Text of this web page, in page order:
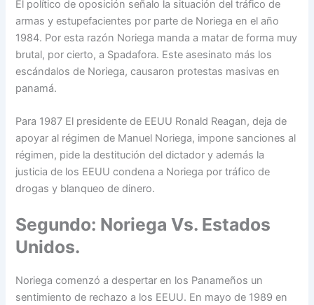
El político de oposición señalo la situación del tráfico de
armas y estupefacientes por parte de Noriega en el año
1984. Por esta razón Noriega manda a matar de forma muy
brutal, por cierto, a Spadafora. Este asesinato más los
escándalos de Noriega, causaron protestas masivas en
panamá.
Para 1987 El presidente de EEUU Ronald Reagan, deja de
apoyar al régimen de Manuel Noriega, impone sanciones al
régimen, pide la destitución del dictador y además la
justicia de los EEUU condena a Noriega por tráfico de
drogas y blanqueo de dinero.
Segundo: Noriega Vs. Estados
Unidos.
Noriega comenzó a despertar en los Panameños un
sentimiento de rechazo a los EEUU. En mayo de 1989 en